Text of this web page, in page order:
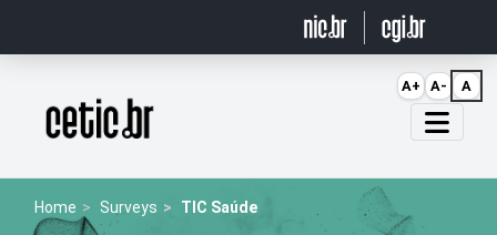
Página inicial
Home Surveys TIC Saúde
A+ A- A